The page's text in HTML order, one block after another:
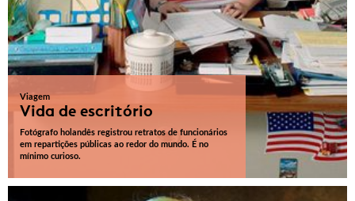
Viagem
Vida de escritório
Fotógrafo holandês registrou retratos de funcionários
em repartições públicas ao redor do mundo. É no
mínimo curioso.